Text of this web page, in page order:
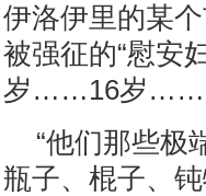
伊洛伊里的某
被强征的“慰安
岁……16岁
“他们那些极
瓶子、棍子、